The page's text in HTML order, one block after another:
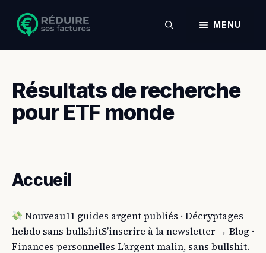
contenu
MENU
Résultats de recherche
pourETF monde
Accueil
Nouveau11 guides argent publiés · Décryptages
hebdo sans bullshitS’inscrire à la newsletter → Blog ·
Finances personnelles L’argent malin, sans bullshit.